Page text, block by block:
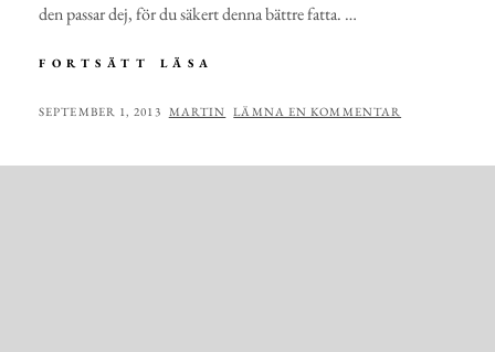
den passar dej, för du säkert denna bättre fatta. …
FORTSÄTT LÄSA
IPAD
PUBLICERAT
SEPTEMBER 1, 2013 AV
MARTIN LÄMNA EN KOMMENTAR